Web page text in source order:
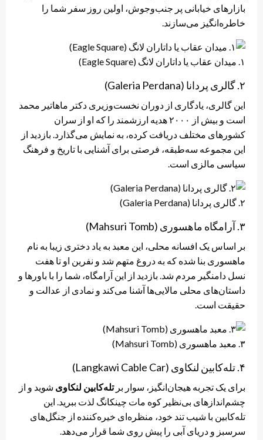
بازارهای خیابانی پر جنب‌وجوش، اولین روز سفر شما را
خاطره‌انگیز می‌سازند.
۱. میدان عقاب یا داتاران لانگ (Eagle Square)
۲. گالری پردانا (Galeria Perdana)
این گالری، یادگاری از دوران نخست‌وزیری دکتر ماهاتیر محمد
است و بیش از ۲۰۰۰ هدیه ارزشمند را که او از سران
کشورهای مختلف دریافت کرده، به نمایش می‌گذارد. بازدید از
این مجموعه سه‌طبقه، فرصتی برای آشنایی با تاریخ و فرهنگ
سیاسی مالزی است.
۲. گالری پردانا (Galeria Perdana)
۳. آرامگاه ماهسوری (Mahsuri Tomb)
بر اساس یک افسانه محلی، این معبد به یاد دختری زیبا به نام
ماهسوری بنا شده که به دروغ متهم شد و نفرین او تا هفت
نسل دامنگیر مردم شد. بازدید از این آرامگاه، شما را با باورها و
داستان‌های محلی مالایی‌ها آشنا می‌کند و نمادی از عدالت و
حقیقت است.
۳. معبد ماهسوری (Mahsuri Tomb)
۴. تله‌کابین لنکاوی (Langkawi Cable Car)
برای یک تجربه هیجان‌انگیز، سوار برتله‌کابین لنکاوی شوید و از
چشم‌اندازهای بی‌نظیر کوه مات چینکانگ لذت ببرید. این
تله‌کابین با شیب تند خود، منظره‌ای خیره‌کننده از جنگل‌های
سرسبز و دریای آبی را پیش روی شما قرار می‌دهد.